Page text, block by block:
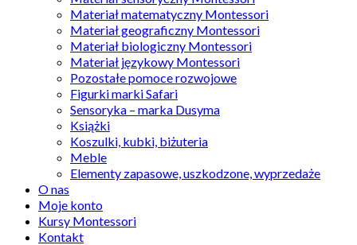
Materiał matematyczny Montessori
Materiał geograficzny Montessori
Materiał biologiczny Montessori
Materiał językowy Montessori
Pozostałe pomoce rozwojowe
Figurki marki Safari
Sensoryka – marka Dusyma
Książki
Koszulki, kubki, biżuteria
Meble
Elementy zapasowe, uszkodzone, wyprzedaże
O nas
Moje konto
Kursy Montessori
Kontakt